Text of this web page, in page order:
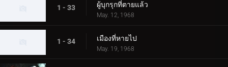
1 - 33 ผู้บุกรุกที่ตายแล้ว
May. 12, 1968
1 - 34 เมืองที่หายไป
May. 19, 1968